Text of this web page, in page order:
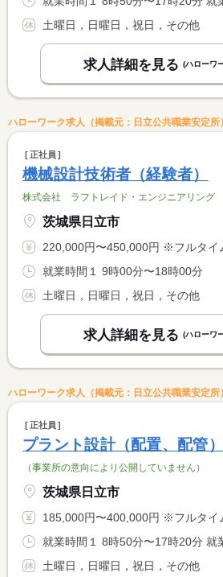
土曜日，日曜日，祝日，その他
求人詳細を見る (ハローワ
ハローワーク求人（掲載元：日立公共職業安定所）
正社員
機械設計技術者（経験者）
株式会社 ラフトレイド・エンジニアリング
茨城県日立市
220,000円〜450,000円 ※フルタイム求人の場合は月額（換算額）、パート求
就業時間１ 9時00分〜18時00分
土曜日，日曜日，祝日，その他
求人詳細を見る (ハローワ
ハローワーク求人（掲載元：日立公共職業安定所）
正社員
プラント設計（配置、配管）
（事業所の意向により公開していません）
茨城県日立市
185,000円〜400,000円 ※フルタイム求人の場合は月額（換算額）、パート求
土曜日，日曜日，祝日，その他